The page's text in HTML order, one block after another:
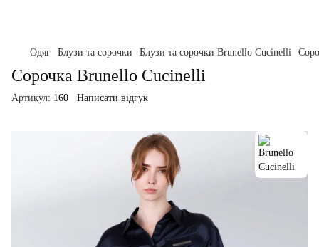
Одяг Блузи та сорочки Блузи та сорочки Brunello Cucinelli
Сорочка Brunello Cucinelli
Артикул: 160 Написати відгук